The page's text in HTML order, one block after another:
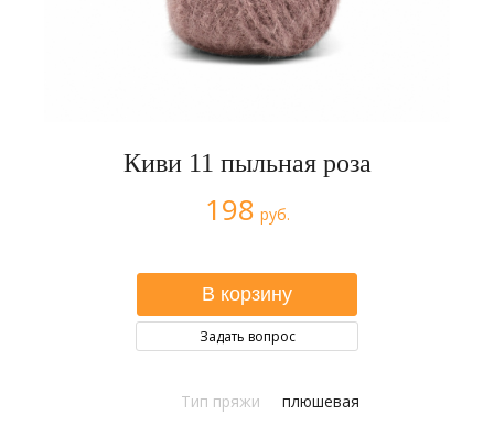
Киви 11 пыльная роза
198 руб.
Задать вопрос
Тип пряжи
плюшевая